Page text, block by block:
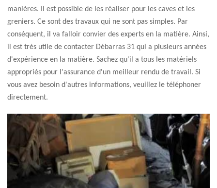
manières. Il est possible de les réaliser pour les caves et les
greniers. Ce sont des travaux qui ne sont pas simples. Par
conséquent, il va falloir convier des experts en la matière. Ainsi,
il est très utile de contacter Débarras 31 qui a plusieurs années
d'expérience en la matière. Sachez qu'il a tous les matériels
appropriés pour l'assurance d'un meilleur rendu de travail. Si
vous avez besoin d'autres informations, veuillez le téléphoner
directement.